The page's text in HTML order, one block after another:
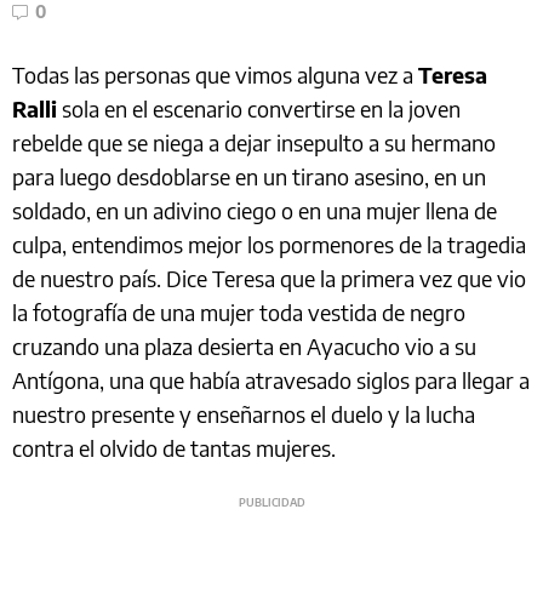
0
Todas las personas que vimos alguna vez a Teresa
Rallisola en el escenario convertirse en la joven
rebelde que se niega a dejar insepulto a su hermano
para luego desdoblarse en un tirano asesino, en un
soldado, en un adivino ciego o en una mujer llena de
culpa, entendimos mejor los pormenores de la tragedia
de nuestro país. Dice Teresa que la primera vez que vio
la fotografía de una mujer toda vestida de negro
cruzando una plaza desierta en Ayacucho vio a su
Antígona, una que había atravesado siglos para llegar a
nuestro presente y enseñarnos el duelo y la lucha
contra el olvido de tantas mujeres.